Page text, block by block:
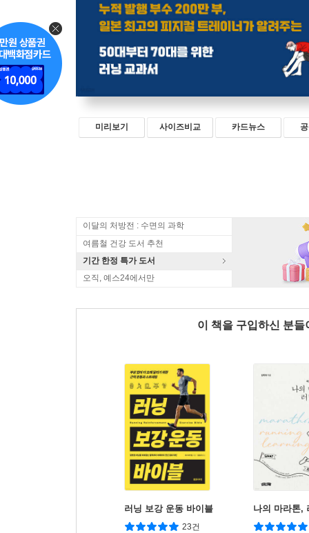
미리보기 사이즈비교 카드뉴스
이달의 처방전 : 수면의 과학
여름철 건강 도서 추천
기간 한정 특가 도서
오직, 예스24에서만
이 책을 구입하신 분
러닝 보강 운동 바이블
23건
나의 마라톤,